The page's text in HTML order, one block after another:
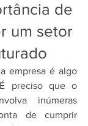
de
um setor
empresa é algo
preciso que o
inúmeras
de cumprir